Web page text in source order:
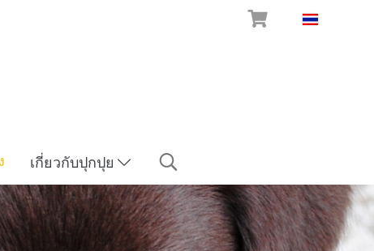
TH
เกี่ยวกับปุกปุย